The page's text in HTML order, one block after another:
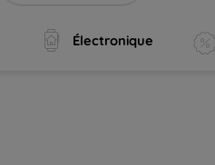
Électronique